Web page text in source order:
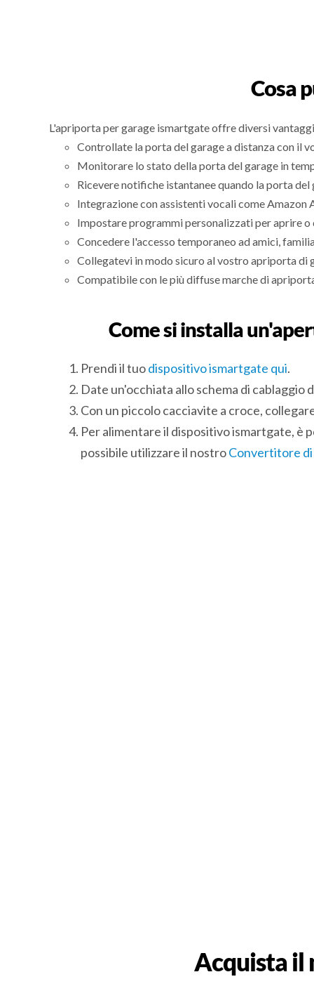
Cosa
L'apriporta per garage ismartgate offre diversi
Controllate la porta del garage a distanza con il
Monitorare lo stato della porta del garage in
Ricevere notifiche istantanee quando la porta del
Integrazione con assistenti vocali come Amazon
Impostare programmi personalizzati per aprire
Concedere l'accesso temporaneo ad amici,
Collegatevi in modo sicuro al vostro apriporta di
Compatibile con le più diffuse marche di
Come si installa
Prendi il tuodispositivo ismartgate qui.
Date un'occhiata allo schema di
Con un piccolo cacciavite a croce,
Per alimentare il dispositivo ismartgate, è
possibile utilizzare il nostroConvertitore di
Acquista il